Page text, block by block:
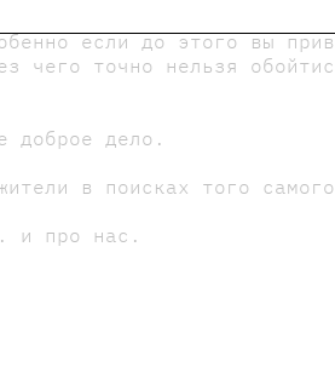
выиграли в лотерею
если до этого вы
чего точно нельзя
доброе дело.
в поисках того
и про нас.